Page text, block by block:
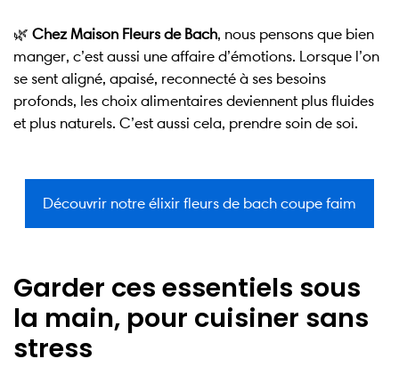
🌿 Chez Maison Fleurs de Bach, nous pensons que bien
manger, c’est aussi une affaire d’émotions. Lorsque l’on
se sent aligné, apaisé, reconnecté à ses besoins
profonds, les choix alimentaires deviennent plus fluides
et plus naturels. C’est aussi cela, prendre soin de soi.
Découvrir notre élixir fleurs de bach coupe faim
Garder ces essentiels sous
la main, pour cuisiner sans
stress